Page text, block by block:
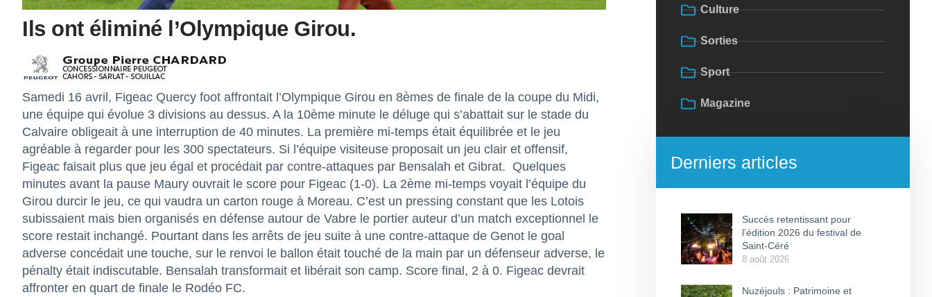
Ils ont éliminé l’Olympique Girou.
Samedi 16 avril, Figeac Quercy foot affrontait l’Olympique Girou en 8èmes de finale de la coupe du Midi,
une équipe qui évolue 3 divisions au dessus. A la 10ème minute le déluge qui s’abattait sur le stade du
Calvaire obligeait à une interruption de 40 minutes. La première mi-temps était équilibrée et le jeu
agréable à regarder pour les 300 spectateurs. Si l’équipe visiteuse proposait un jeu clair et offensif,
Figeac faisait plus que jeu égal et procédait par contre-attaques par Bensalah et Gibrat. Quelques
minutes avant la pause Maury ouvrait le score pour Figeac (1-0). La 2ème mi-temps voyait l’équipe du
Girou durcir le jeu, ce qui vaudra un carton rouge à Moreau. C’est un pressing constant que les Lotois
subissaient mais bien organisés en défense autour de Vabre le portier auteur d’un match exceptionnel le
score restait inchangé. Pourtant dans les arrêts de jeu suite à une contre-attaque de Genot le goal
adverse concédait une touche, sur le renvoi le ballon était touché de la main par un défenseur adverse, le
pénalty était indiscutable. Bensalah transformait et libérait son camp. Score final, 2 à 0. Figeac devrait
affronter en quart de finale le Rodéo FC.
Culture
Sorties
Sport
Magazine
Derniers articles
Succès retentissant pour
l’édition 2026 du festival de
Saint-Céré
8 août 2026
Nuzéjouls : Patrimoine et